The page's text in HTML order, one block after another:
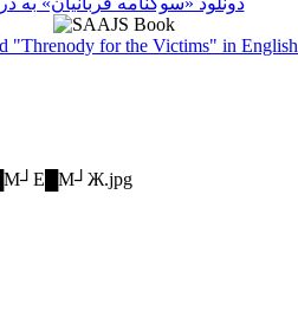
"Threnody for the Victims" in English